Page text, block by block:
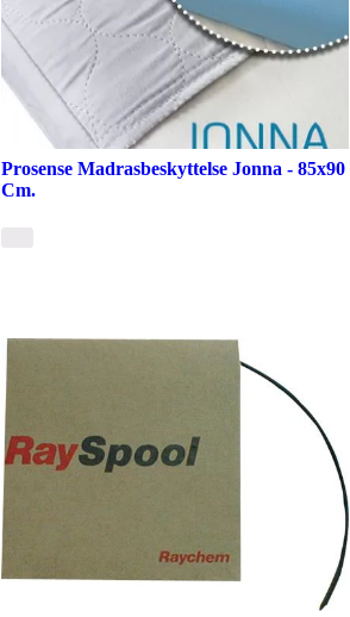
Prosense Madrasbeskyttelse Jonna - 85x90
Cm.